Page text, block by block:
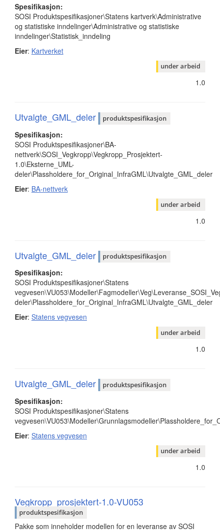
Spesifikasjon:
SOSI Produktspesifikasjoner\Statens kartverk\Administrative
og statistiske inndelinger\Administrative og statistiske
inndelinger\Statistisk_inndeling
Eier: Kartverket
under arbeid
1.0
Utvalgte_GML_deler produktspesifikasjon
Spesifikasjon:
SOSI Produktspesifikasjoner\BA-
nettverk\SOSI_Vegkropp\Vegkropp_Prosjektert-
1.0\Eksterne_UML-
deler\Plassholdere_for_Original_InfraGML\Utvalgte_GML_deler
Eier: BA-nettverk
under arbeid
1.0
Utvalgte_GML_deler produktspesifikasjon
Spesifikasjon:
SOSI Produktspesifikasjoner\Statens
deler\Plassholdere_for_Original_InfraGML\Utvalgte_GML_deler
Eier: Statens vegvesen
under arbeid
1.0
Utvalgte_GML_deler produktspesifikasjon
Spesifikasjon:
SOSI Produktspesifikasjoner\Statens
Eier: Statens vegvesen
under arbeid
1.0
Vegkropp_prosjektert-1.0-VU053
produktspesifikasjon
Pakke som inneholder modellen for en leveranse av SOSI